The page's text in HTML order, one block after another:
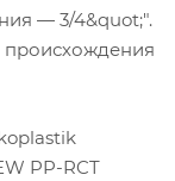
— 3/4&quot;".
происхождения
PP-RCT